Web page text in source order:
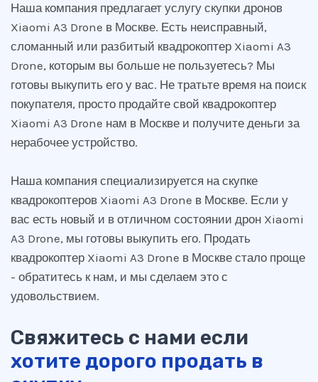
Наша компания предлагает услугу скупки дронов
Xiaomi A3 Drone в Москве. Есть неисправный,
сломанный или разбитый квадрокоптер Xiaomi A3
Drone, которым вы больше не пользуетесь? Мы
готовы выкупить его у вас. Не тратьте время на поиск
покупателя, просто продайте свой квадрокоптер
Xiaomi A3 Drone нам в Москве и получите деньги за
нерабочее устройство.
Наша компания специализируется на скупке
квадрокоптеров Xiaomi A3 Drone в Москве. Если у
вас есть новый и в отличном состоянии дрон Xiaomi
A3 Drone, мы готовы выкупить его. Продать
квадрокоптер Xiaomi A3 Drone в Москве стало проще
- обратитесь к нам, и мы сделаем это с
удовольствием.
Свяжитесь с нами если
хотите дорого продать в